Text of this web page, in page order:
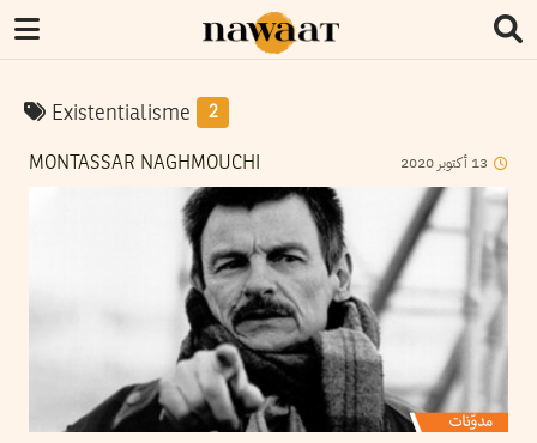
Existentialisme 2
MONTASSAR NAGHMOUCHI 13 أكتوبر 2020